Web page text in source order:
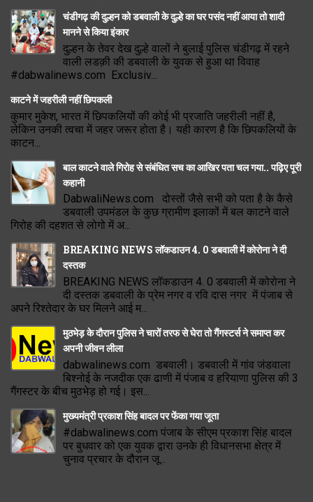
चंडीगढ़ की दुल्हन को डबवाली के दुल्हे का घर पसंद नहीं आया तो शादी
मानने से किया इंकार
दुल्हन के तेवर देख दुल्हे वालों ने बुलाई पुलिस चंडीगढ़ में रहने
वाली लडक़ी की डबवाली के युवक से हुआ था विवाह
#dabwalinews.com Exclusiv...
काटने में जहरीली नहीं छिपकली
कुमार मुकेश, भारत में छिपकलियों की कोई भी प्रजाति जहरीली नहीं है,
लेकिन उनकी त्वचा में जहर जरूर होता है। यही कारण है कि छिपकलियों के
काटन...
बाल काटने वाले गिरोह से संबंधित सच का आखिर पता चल गया.. पढ़िए पूरी
कहानी
DabwaliNews.com दोस्तों जैसे सभी को पता है के कैसे
डबवाली उपमंडल के कुछ ग्रामीण इलाकों में बल काटने वाले
गिरोह की दहशत से लोगो में अ...
BREAKING NEWS लॉकडाउन 4. 0 डबवाली में कोरोना ने दी
दस्तक
BREAKING NEWS लॉकडाउन 4. 0 डबवाली में कोरोना ने
दी दस्तक डबवाली के प्रेम नगर व रवि दास नगर में पंजाब से
अपने रिश्तेदार के घर मिलने आई म...
मुठभेड़ के दौरान पुलिस ने चारों तरफ से घेरा तो गैंगस्टर्स ने समाप्त कर
अपनी जीवन लीला
dabwalinews.com डबवाली। डबवाली में गांव जंडवाला
बिश्नोई के नजदीक एक ढाणी में पंजाब व हरियाणा पुलिस की 3
गैंगस्टर के बीच मुठभेड़ हो गई। इस...
मुख्यमंत्री प्रकाश सिंह बादल पर फेंका गया जूता
#dabwalinews.com पंजाब के सीएम प्रकाश सिंह बादल
पर बुधवार को एक युवक द्वारा उनके ही विधानसभा क्षेत्र में
चुनाव प्रचार के दौरान जू...